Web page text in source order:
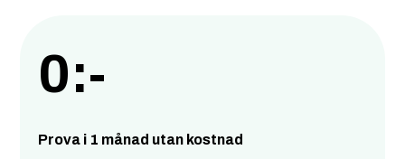
0:-
Prova i 1 månad utan kostnad